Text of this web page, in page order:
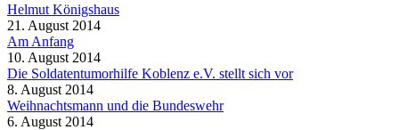
Helmut Königshaus
21. August 2014
Am Anfang
10. August 2014
Die Soldatentumorhilfe Koblenz e.V. stellt sich vor
8. August 2014
Weihnachtsmann und die Bundeswehr
6. August 2014